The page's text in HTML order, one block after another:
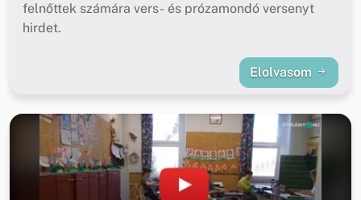
felnőttek számára vers- és prózamondó versenyt
hirdet.
Elolvasom